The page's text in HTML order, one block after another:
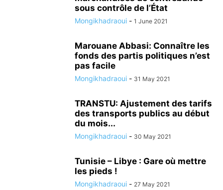
sous contrôle de l’État
Mongikhadraoui - 1 June 2021
Marouane Abbasi: Connaître les
fonds des partis politiques n’est
pas facile
Mongikhadraoui - 31 May 2021
TRANSTU: Ajustement des tarifs
des transports publics au début
du mois...
Mongikhadraoui - 30 May 2021
Tunisie – Libye : Gare où mettre
les pieds !
Mongikhadraoui - 27 May 2021